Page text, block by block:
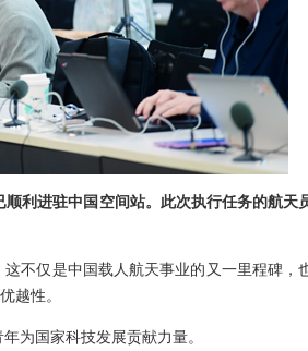
利进驻中国空间站。此次执行任务的航天
不仅是中国载人航天事业的又一里程碑，
越性。
为国家科技发展贡献力量。